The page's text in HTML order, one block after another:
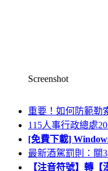
Screenshot
重要！如何防範勒
115人事行政總處
[免費下載]
最新酒駕罰則：關
【注音符號】轉